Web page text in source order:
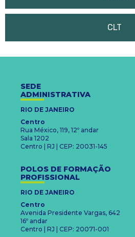
CLT
SEDE
ADMINISTRATIVA
RIO DE JANEIRO
Centro
Rua México, 119, 12º andar
Sala 1202
Centro | RJ | CEP: 20031-145
POLOS DE FORMAÇÃO
PROFISSIONAL
RIO DE JANEIRO
Centro
Avenida Presidente Vargas, 642
16º andar
Centro | RJ | CEP: 20071-001